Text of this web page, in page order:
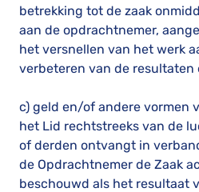
betrekking tot de zaak
aan de opdrachtnemer,
het versnellen van het werk
verbeteren van de resultaten
c) geld en/of andere vormen
het Lid rechtstreeks van de
of derden ontvangt in
de Opdrachtnemer de Zaak
beschouwd als het resultaat